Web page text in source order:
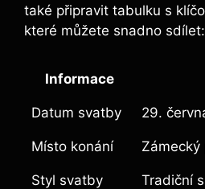
také připravit tabulku s
které můžete snadno sdílet:
Informace
Datum svatby 29.
Místo konání Zámecký
Styl svatby Tradiční